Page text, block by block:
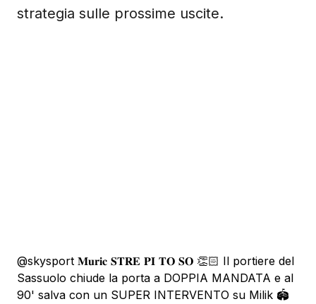
strategia sulle prossime uscite.
@skysport 𝐌𝐮𝐫𝐢𝐜 𝐒𝐓𝐑𝐄 𝐏𝐈 𝐓𝐎 𝐒𝐎 👏🏻 Il portiere del
Sassuolo chiude la porta a DOPPIA MANDATA e al
90' salva con un SUPER INTERVENTO su Milik 🏟️